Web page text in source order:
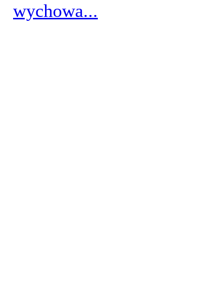
wychowa...